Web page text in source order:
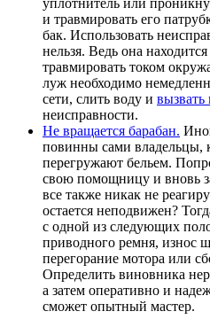
и травмировать его
бак. Использовать
нельзя. Ведь она
травмировать током
луж необходимо
сети, слить воду и вызвать
неисправности.
Не вращается барабан.
повинны сами владельцы,
перегружают бельем.
свою помощницу и вновь
все также никак не
остается неподвижен?
с одной из следующих
приводного ремня, износ
перегорание мотора или
Определить виновника
а затем оперативно и
сможет опытный мастер.